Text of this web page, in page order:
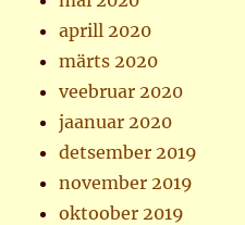
aprill 2020
märts 2020
veebruar 2020
jaanuar 2020
detsember 2019
november 2019
oktoober 2019